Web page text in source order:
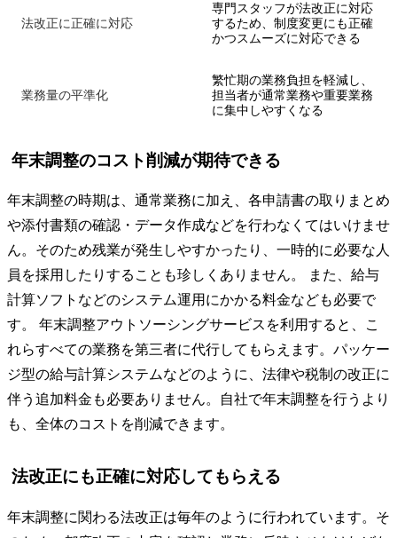
法改正に正確に対応
専門スタッフが法改正に対応
するため、制度変更にも正確
かつスムーズに対応できる
業務量の平準化
繁忙期の業務負担を軽減し、
担当者が通常業務や重要業務
に集中しやすくなる
年末調整のコスト削減が期待できる
年末調整の時期は、通常業務に加え、各申請書の取りまとめ
や添付書類の確認・データ作成などを行わなくてはいけませ
ん。そのため残業が発生しやすかったり、一時的に必要な人
員を採用したりすることも珍しくありません。 また、給与
計算ソフトなどのシステム運用にかかる料金なども必要で
す。 年末調整アウトソーシングサービスを利用すると、こ
れらすべての業務を第三者に代行してもらえます。パッケー
ジ型の給与計算システムなどのように、法律や税制の改正に
伴う追加料金も必要ありません。自社で年末調整を行うより
も、全体のコストを削減できます。
法改正にも正確に対応してもらえる
年末調整に関わる法改正は毎年のように行われています。そ